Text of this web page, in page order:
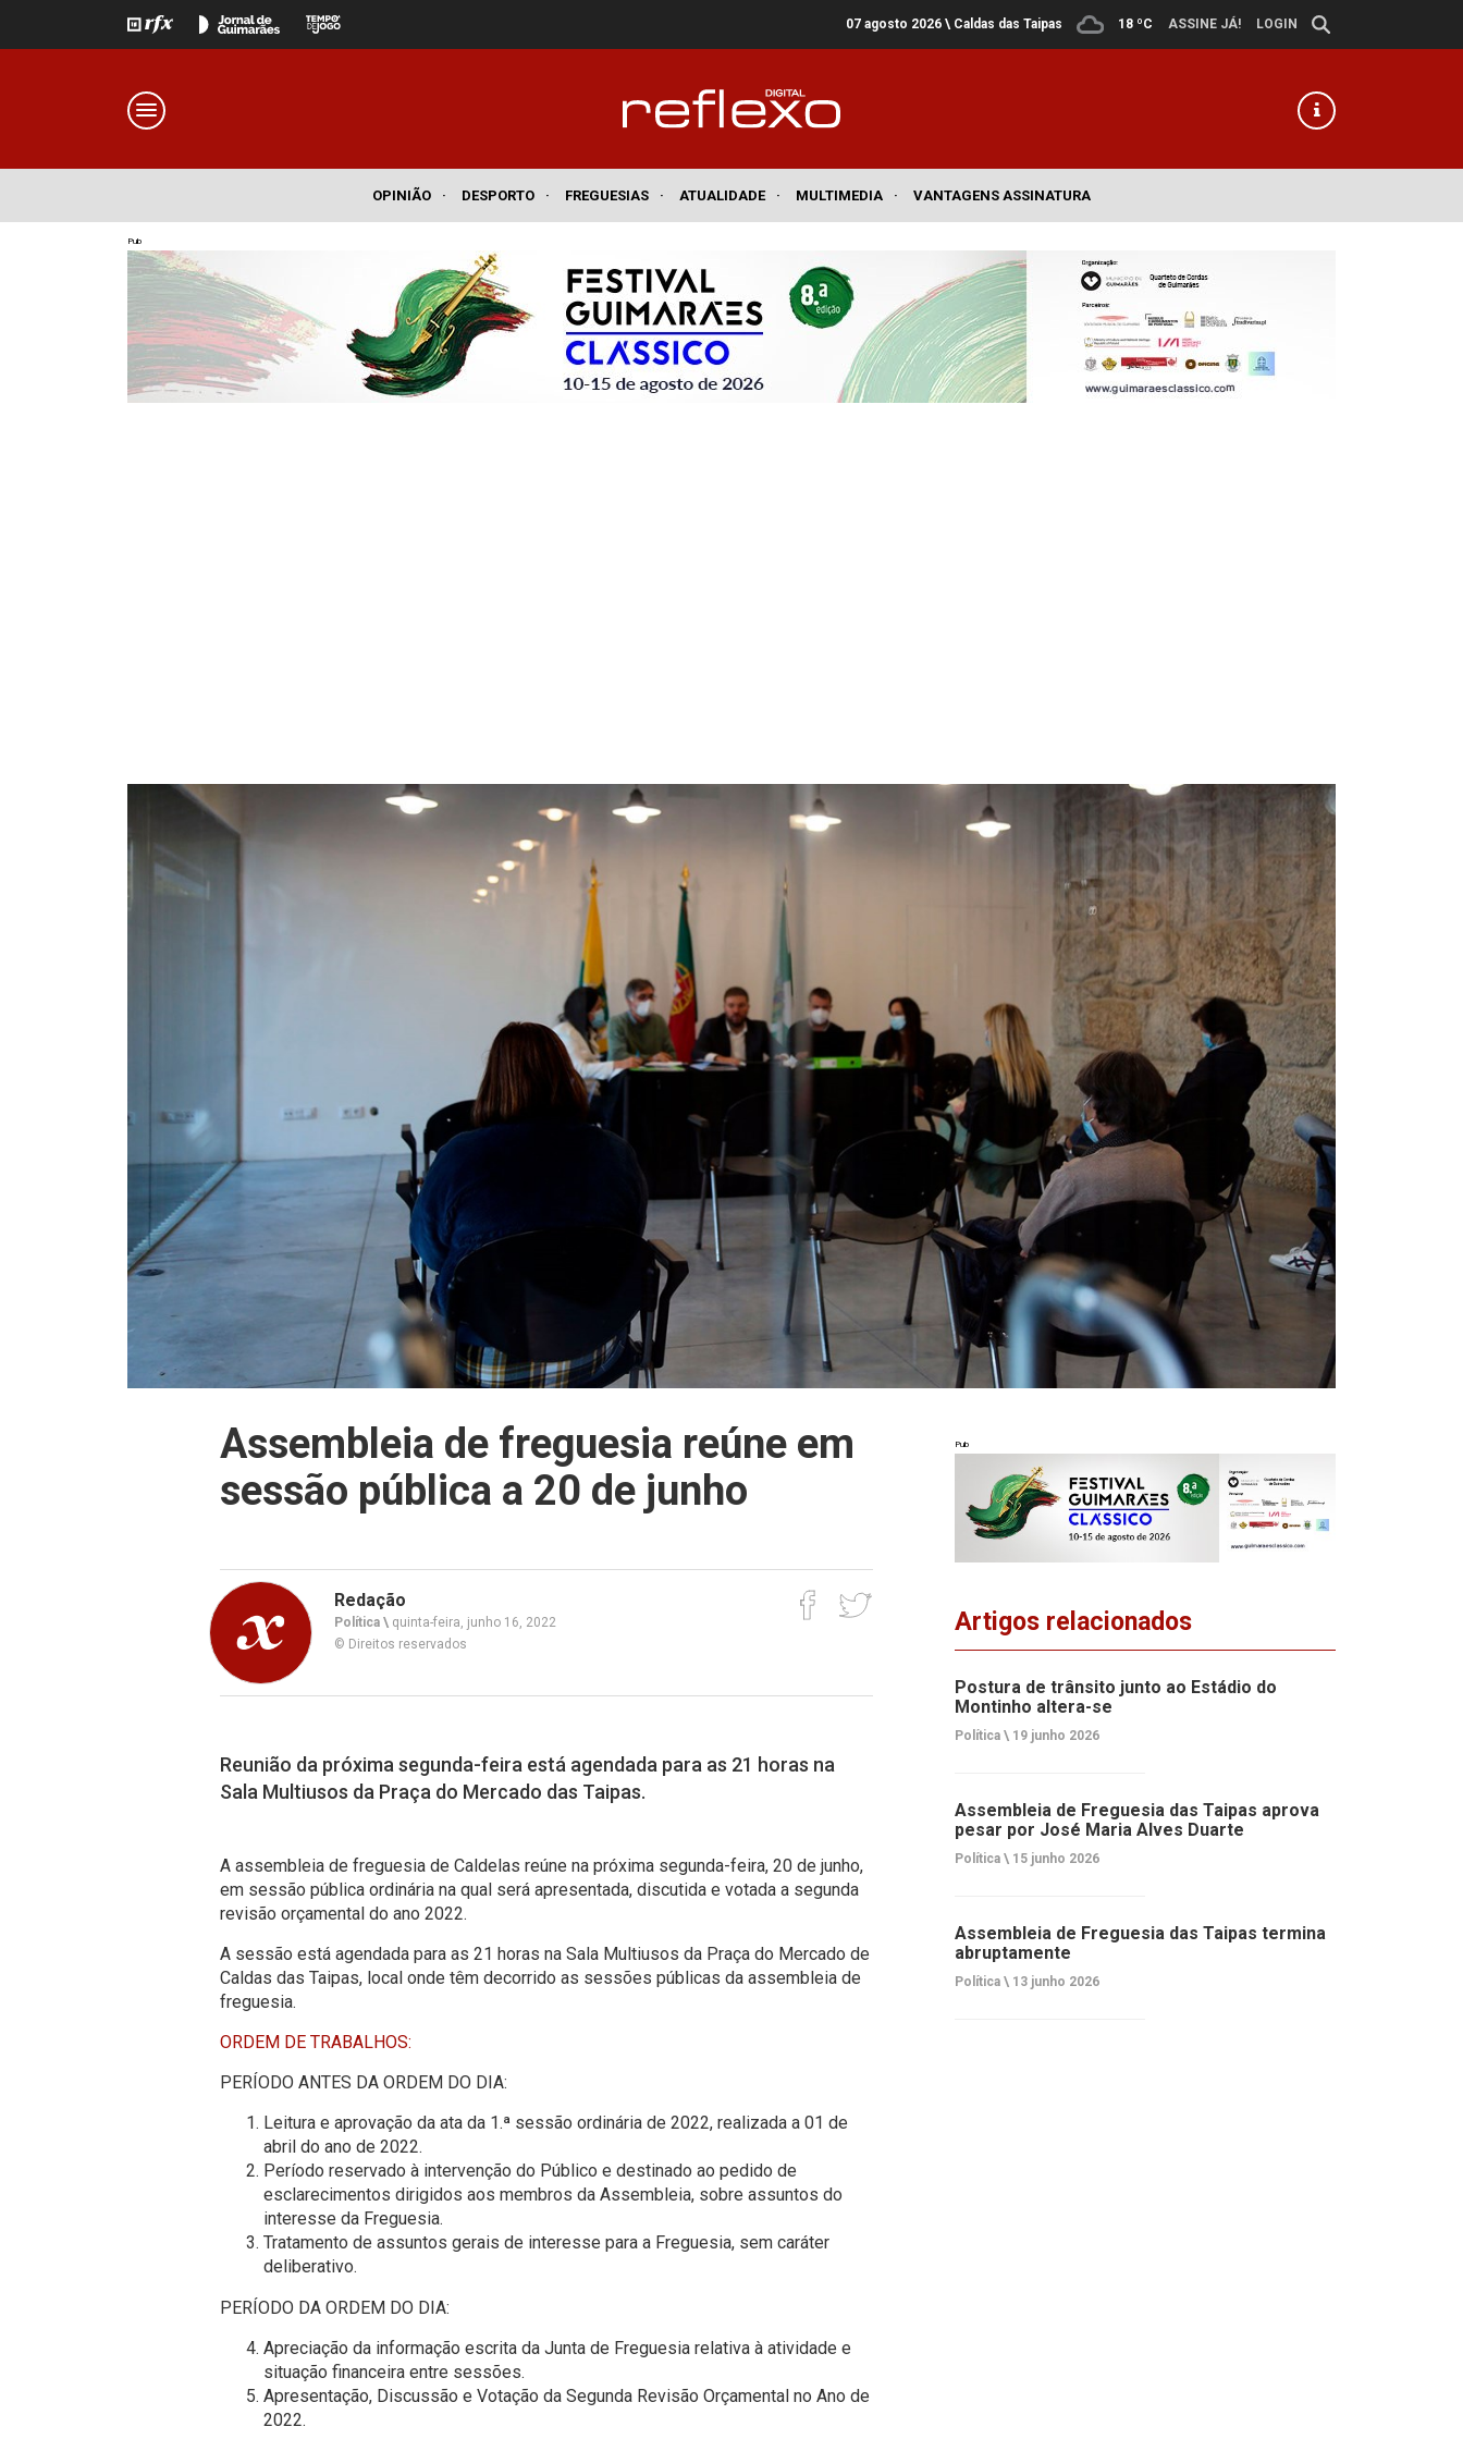
07 agosto 2026 \ Caldas das Taipas 18 ºC ASSINE JÁ! LOGIN
OPINIÃO · DESPORTO · FREGUESIAS · ATUALIDADE · MULTIMEDIA · VANTAGENS ASSINATURA
Pub
Assembleia de freguesia reúne em
sessão pública a 20 de junho
Redação
Política \ quinta-feira, junho 16, 2022
© Direitos reservados
Reunião da próxima segunda-feira está agendada para as 21 horas na
Sala Multiusos da Praça do Mercado das Taipas.
A assembleia de freguesia de Caldelas reúne na próxima segunda-feira, 20 de junho,
em sessão pública ordinária na qual será apresentada, discutida e votada a segunda
revisão orçamental do ano 2022.
A sessão está agendada para as 21 horas na Sala Multiusos da Praça do Mercado de
Caldas das Taipas, local onde têm decorrido as sessões públicas da assembleia de
freguesia.
ORDEM DE TRABALHOS:
PERÍODO ANTES DA ORDEM DO DIA:
Leitura e aprovação da ata da 1.ª sessão ordinária de 2022, realizada a 01 de
abril do ano de 2022.
Período reservado à intervenção do Público e destinado ao pedido de
esclarecimentos dirigidos aos membros da Assembleia, sobre assuntos do
interesse da Freguesia.
Tratamento de assuntos gerais de interesse para a Freguesia, sem caráter
deliberativo.
PERÍODO DA ORDEM DO DIA:
Apreciação da informação escrita da Junta de Freguesia relativa à atividade e
situação financeira entre sessões.
Apresentação, Discussão e Votação da Segunda Revisão Orçamental no Ano de
2022.
Pub
Artigos relacionados
Postura de trânsito junto ao Estádio do
Montinho altera-se
Política \ 19 junho 2026
Assembleia de Freguesia das Taipas aprova
pesar por José Maria Alves Duarte
Política \ 15 junho 2026
Assembleia de Freguesia das Taipas termina
abruptamente
Política \ 13 junho 2026